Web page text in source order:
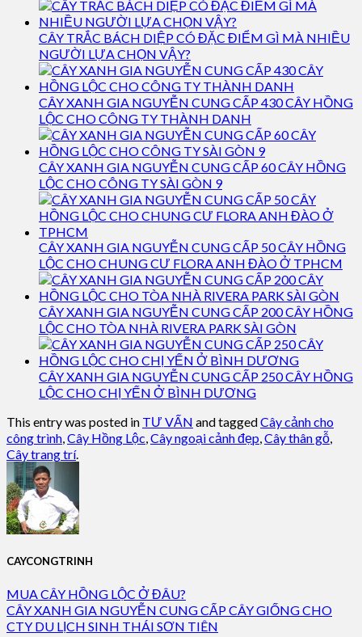
CÂY TRẮC BÁCH DIỆP CÓ ĐẶC ĐIỂM GÌ MÀ NHIỀU
NGƯỜI LỰA CHỌN VẬY?
CÂY XANH GIA NGUYỄN CUNG CẤP 430 CÂY HỒNG
LỘC CHO CÔNG TY THÀNH DANH
CÂY XANH GIA NGUYỄN CUNG CẤP 60 CÂY HỒNG
LỘC CHO CÔNG TY SÀI GÒN 9
CÂY XANH GIA NGUYỄN CUNG CẤP 50 CÂY HỒNG
LỘC CHO CHUNG CƯ FLORA ANH ĐÀO Ở TPHCM
CÂY XANH GIA NGUYỄN CUNG CẤP 200 CÂY HỒNG
LỘC CHO TÒA NHÀ RIVERA PARK SÀI GÒN
CÂY XANH GIA NGUYỄN CUNG CẤP 250 CÂY HỒNG
LỘC CHO CHỊ YẾN Ở BÌNH DƯƠNG
This entry was posted in TƯ VẤN and taggedCây cảnh cho
công trình,Cây Hồng Lộc,Cây ngoại cảnh đẹp,Cây thân gỗ,
Cây trang trí.
CAYCONGTRINH
MUA CÂY HỒNG LỘC Ở ĐÂU?
CÂY XANH GIA NGUYỄN CUNG CẤP CÂY GIỐNG CHO
CTY DU LỊCH SINH THÁI SƠN TIÊN